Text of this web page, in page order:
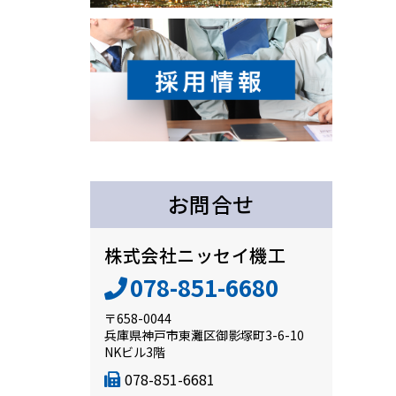
お問合せ
株式会社ニッセイ機工
078-851-6680
〒658-0044
兵庫県神戸市東灘区御影塚町3-6-10
NKビル3階
078-851-6681